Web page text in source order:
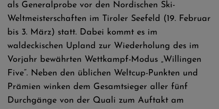
als Generalprobe vor den Nordischen Ski-
Weltmeisterschaften im Tiroler Seefeld (19. Februar
bis 3. März) statt. Dabei kommt es im
waldeckischen Upland zur Wiederholung des im
Vorjahr bewährten Wettkampf-Modus „Willingen
Five“. Neben den üblichen Weltcup-Punkten und
Prämien winken dem Gesamtsieger aller fünf
Durchgänge von der Quali zum Auftakt am